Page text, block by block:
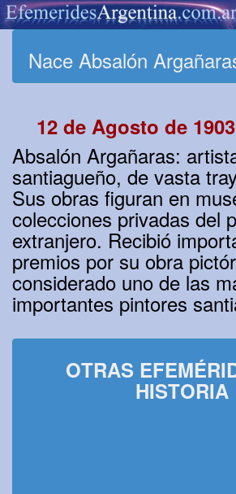
Nace Absalón
12 de Agosto de 1903
Absalón Argañaras:
santiagueño, de vasta
Sus obras figuran en
colecciones privadas del
extranjero. Recibió
premios por su obra
considerado uno de las
importantes pintores
OTRAS
HISTORIA